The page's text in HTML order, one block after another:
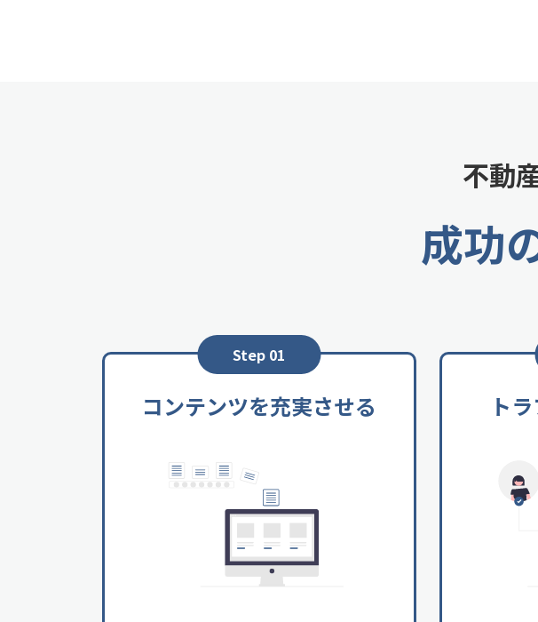
▼ブログを活用したSEO対策の「べからず集」はこちらから
https://hp.cloud-office.jp/learning/text/3
【不動産SEO対策 〇✕クイズ】
設置していると、コンテンツの数も多く運営期間も長いのでト
▼解答と解説はこちらから
不動
成功
Step 01
コンテンツを充実させる ト